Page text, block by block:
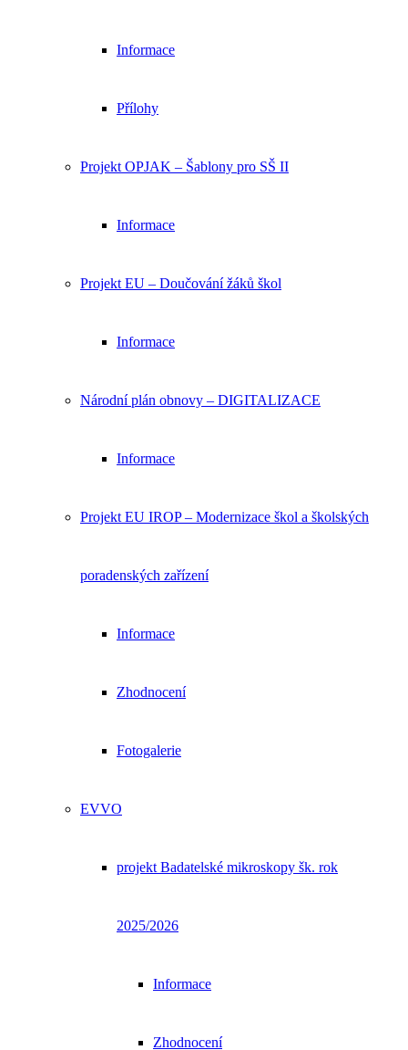
Informace
Přílohy
Projekt OPJAK – Šablony pro SŠ II
Informace
Projekt EU – Doučování žáků škol
Informace
Národní plán obnovy – DIGITALIZACE
Informace
Projekt EU IROP – Modernizace škol a školských
poradenských zařízení
Informace
Zhodnocení
Fotogalerie
EVVO
projekt Badatelské mikroskopy šk. rok
2025/2026
Informace
Zhodnocení